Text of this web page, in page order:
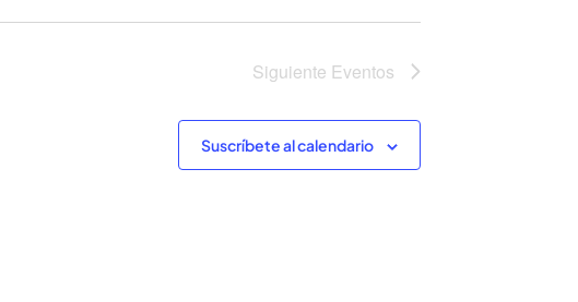
Siguiente Eventos
Suscríbete al calendario